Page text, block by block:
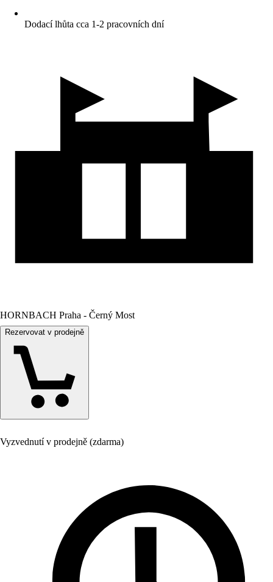
Dodací lhůta cca 1-2 pracovních dní
HORNBACH Praha - Černý Most
Rezervovat v prodejně
Vyzvednutí v prodejně (zdarma)